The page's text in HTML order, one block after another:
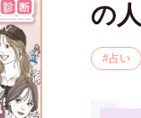
の
占い